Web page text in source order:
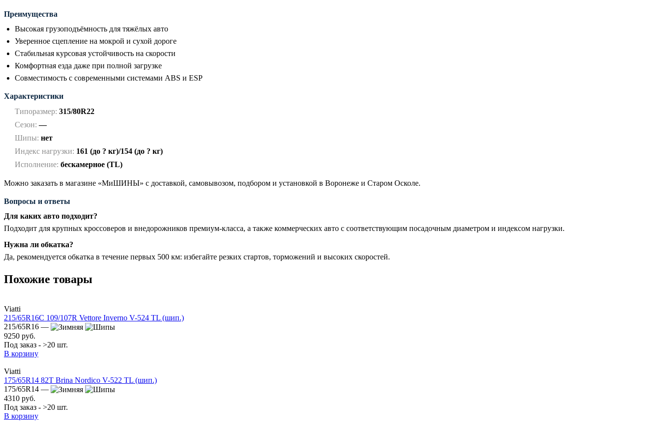
Преимущества
Высокая грузоподъёмность для тяжёлых авто
Уверенное сцепление на мокрой и сухой дороге
Стабильная курсовая устойчивость на скорости
Комфортная езда даже при полной загрузке
Совместимость с современными системами ABS и ESP
Характеристики
Типоразмер: 315/80R22
Сезон: —
Шипы: нет
Индекс нагрузки: 161 (до ? кг)/154 (до ? кг)
Исполнение: бескамерное (TL)
Можно заказать в магазине «МиШИНЫ» с доставкой, самовывозом, подбором и установкой в Воронеже и Старом Осколе.
Вопросы и ответы
Для каких авто подходит?
Подходит для крупных кроссоверов и внедорожников премиум-класса, а также коммерческих авто с соответствующим посадочным диаметром и индексом нагрузки.
Нужна ли обкатка?
Да, рекомендуется обкатка в течение первых 500 км: избегайте резких стартов, торможений и высоких скоростей.
Похожие товары
Viatti
215/65R16C 109/107R Vettore Inverno V-524 TL (шип.)
215/65R16 —
9250 руб.
Под заказ - >20 шт.
В корзину
Viatti
175/65R14 82T Brina Nordico V-522 TL (шип.)
175/65R14 —
4310 руб.
Под заказ - >20 шт.
В корзину